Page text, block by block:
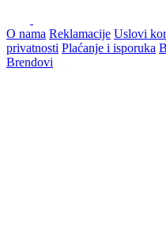
O nama Reklamacije Uslovi
privatnosti Plaćanje i isporuka
Brendovi